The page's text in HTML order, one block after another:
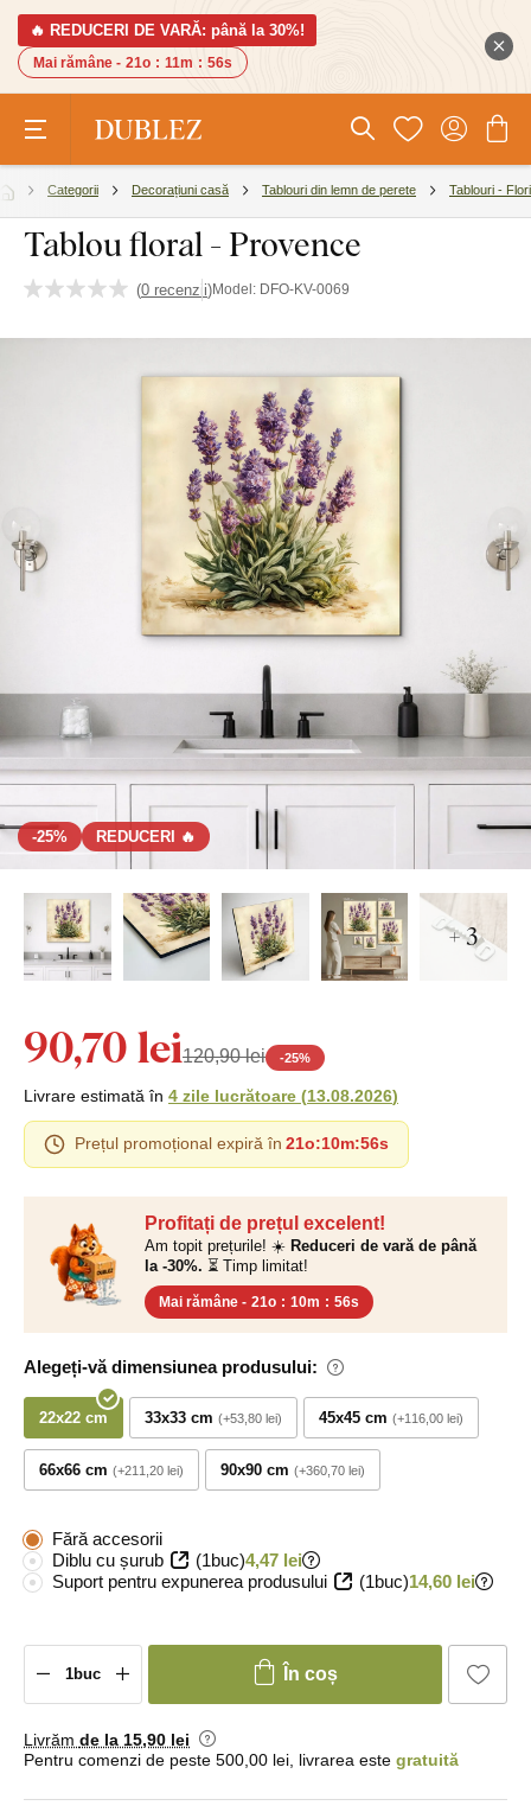
🔥 REDUCERI DE VARĂ: până la 30%!
Mai rămâne - 21o : 11m : 55s
Categorii Decorațiuni casă Tablouri din lemn de perete Tablouri - Flori
Tablou floral - Provence
(0 recenzii)Model: DFO-KV-0069
-25% REDUCERI 🔥
+ 3
Profitați de prețul excelent!
Am topit prețurile! ☀️ Reduceri de vară de până
la -30%. ⏳ Timp limitat!
Mai rămâne - 21o : 10m : 55s
Alegeți-vă dimensiunea produsului:
22x22 cm 33x33 cm +53,80 lei 45x45 cm +116,00 lei
66x66 cm +211,20 lei 90x90 cm +360,70 lei
90,70 lei120,90 lei -25%
Livrare estimată în 4 zile lucrătoare (13.08.2026)
Prețul promoțional expiră în 21o:10m:55s
Fără accesorii
Diblu cu șurub
(1buc)4,47 lei
Suport pentru expunerea produsului
(1buc)14,60 lei
În coș
Livrăm de la 15,90 lei
Pentru comenzi de peste 500,00 lei, livrarea este gratuită